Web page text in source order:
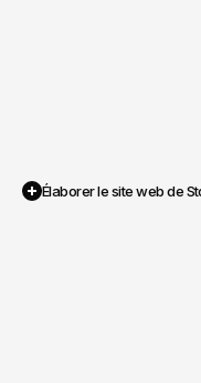
Élaborer le site web de